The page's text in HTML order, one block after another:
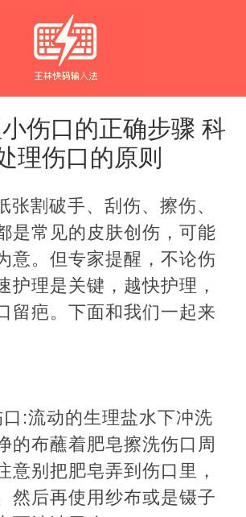
伤口的正确步骤 科
理伤口的原则
窍
门
张割破手、刮伤、擦伤、
是常见的皮肤创伤，可能
意。但专家提醒，不论伤
护理是关键，越快护理，
留疤。下面和我们一起来
:流动的生理盐水下冲洗
的布蘸着肥皂擦洗伤口周
意别把肥皂弄到伤口里，
然后再使用纱布或是镊子